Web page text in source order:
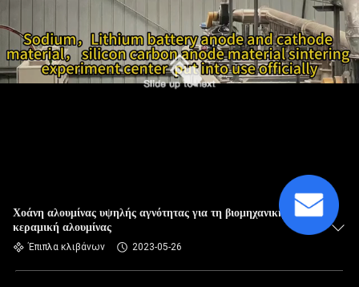
Χοάνη αλουμίνας υψηλής αγνότητας για τη βιομηχανική
κεραμική αλουμίνας
Έπιπλα κλιβάνων 2023-05-26